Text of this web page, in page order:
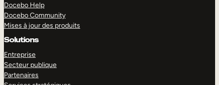
Docebo Help
Docebo Community
Mises à jour des produits
Solutions
Entreprise
Secteur publique
Partenaires